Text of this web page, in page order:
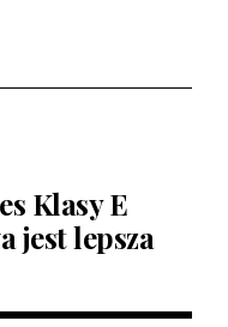
Klasy E
jest lepsza